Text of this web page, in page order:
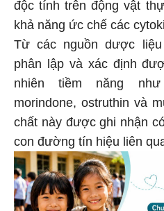
độc tính trên động vật
khả năng ức chế các
Từ các nguồn dược
phân lập và xác định
nhiên tiềm năng như
morindone, ostruthin và
chất này được ghi nhận
con đường tín hiệu liên